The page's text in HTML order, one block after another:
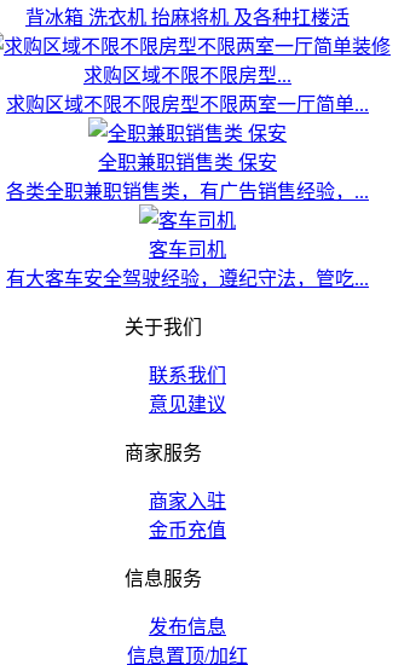
背冰箱 洗衣机 抬麻将机 及各种扛楼活
求购区域不限不限房型...
求购区域不限不限房型不限两室一厅简单...
全职兼职销售类 保安
各类全职兼职销售类，有广告销售经验，...
客车司机
有大客车安全驾驶经验，遵纪守法，管吃...
关于我们
联系我们
意见建议
商家服务
商家入驻
金币充值
信息服务
发布信息
信息置顶/加红